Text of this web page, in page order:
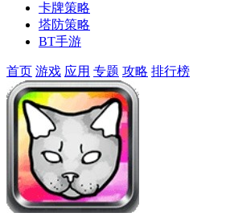
卡牌策略
塔防策略
BT手游
首页 游戏 应用 专题 攻略 排行榜